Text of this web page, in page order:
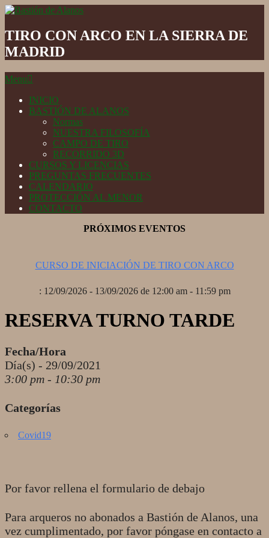
Skip
content
de
Alanos
TIRO CON ARCO EN LA SIERRA DE
MADRID
Secondary
Menu
Menu
INICIO
BASTIÓN DE ALANOS
Normas
NUESTRA FILOSOFÍA
CAMPO DE TIRO
RECORRIDO 3D
CURSOS Y LICENCIAS
PREGUNTAS FRECUENTES
CALENDARIO
PROTECCIÓN AL MENOR
CONTACTO
PRÓXIMOS EVENTOS
CURSO DE INICIACIÓN DE TIRO CON ARCO
: 12/09/2026 - 13/09/2026 de 12:00 am - 11:59 pm
RESERVA TURNO TARDE
Fecha/Hora
Día(s) - 29/09/2021
3:00 pm - 10:30 pm
Categorías
Covid19
Por favor rellena el formulario de debajo
Para arqueros no abonados a Bastión de Alanos, una
vez cumplimentado, por favor póngase en contacto a